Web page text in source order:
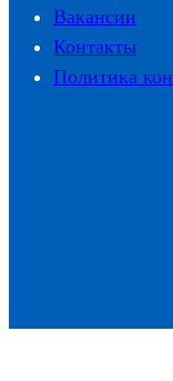
Вакансии
Контакты
Политика